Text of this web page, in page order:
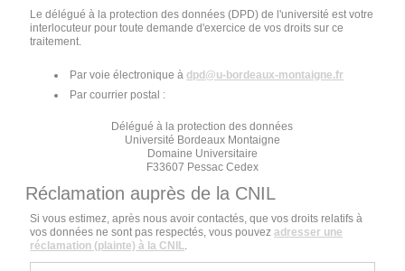
Le délégué à la protection des données (DPD) de l'université est votre
interlocuteur pour toute demande d'exercice de vos droits sur ce
traitement.
Par voie électronique àdpd@u-bordeaux-montaigne.fr
Par courrier postal :
Délégué à la protection des données
Université Bordeaux Montaigne
Domaine Universitaire
F33607 Pessac Cedex
Réclamation auprès de la CNIL
Si vous estimez, après nous avoir contactés, que vos droits relatifs à
vos données ne sont pas respectés, vous pouvezadresser une
réclamation (plainte) à la CNIL.